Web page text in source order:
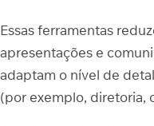
Essas ferramentas
apresentações e
adaptam o nível de
(por exemplo, diretoria,